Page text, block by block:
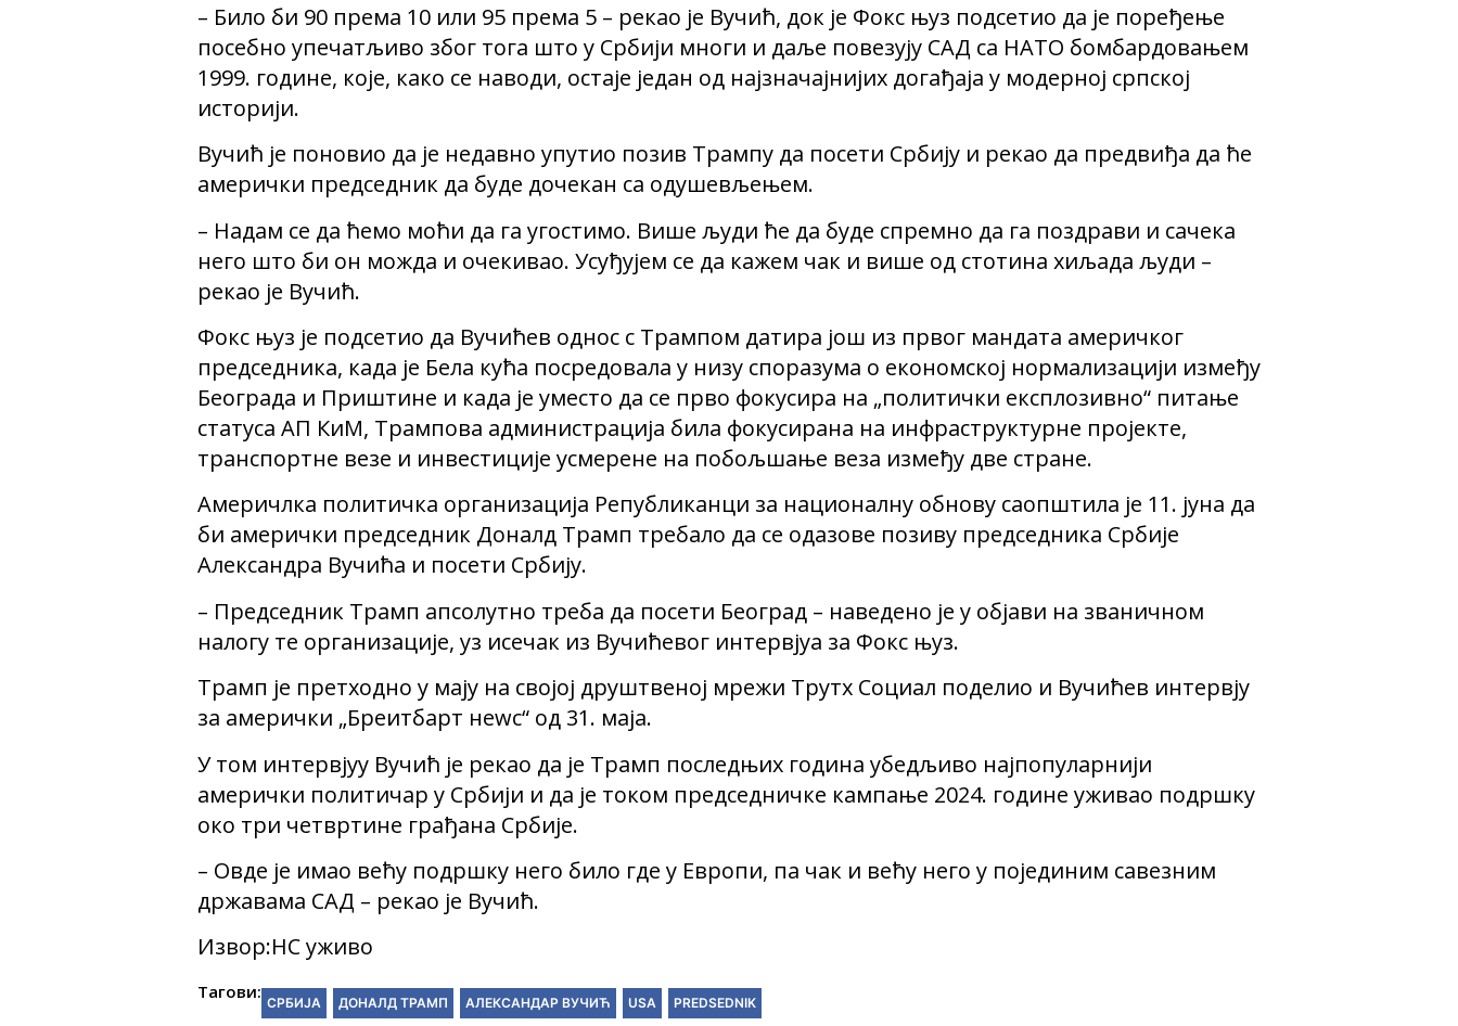
– Било би 90 према 10 или 95 према 5 – рекао је Вучић, док је Фокс њуз подсетио да је поређење
посебно упечатљиво због тога што у Србији многи и даље повезују САД са НАТО бомбардовањем
1999. године, које, како се наводи, остаје један од најзначајнијих догађаја у модерној српској
историји.
Вучић је поновио да је недавно упутио позив Трампу да посети Србију и рекао да предвиђа да ће
амерички председник да буде дочекан са одушевљењем.
– Надам се да ћемо моћи да га угостимо. Више људи ће да буде спремно да га поздрави и сачека
него што би он можда и очекивао. Усуђујем се да кажем чак и више од стотина хиљада људи –
рекао је Вучић.
Фокс њуз је подсетио да Вучићев однос с Трампом датира још из првог мандата америчког
председника, када је Бела кућа посредовала у низу споразума о економској нормализацији између
Београда и Приштине и када је уместо да се прво фокусира на „политички експлозивно“ питање
статуса АП КиМ, Трампова администрација била фокусирана на инфраструктурне пројекте,
транспортне везе и инвестиције усмерене на побољшање веза између две стране.
Америчлка политичка организација Републиканци за националну обнову саопштила је 11. јуна да
би амерички председник Доналд Трамп требало да се одазове позиву председника Србије
Александра Вучића и посети Србију.
– Председник Трамп апсолутно треба да посети Београд – наведено је у објави на званичном
налогу те организације, уз исечак из Вучићевог интервјуа за Фокс њуз.
Трамп је претходно у мају на својој друштвеној мрежи Трутх Социал поделио и Вучићев интервју
за амерички „Бреитбарт неwс“ од 31. маја.
У том интервјуу Вучић је рекао да је Трамп последњих година убедљиво најпопуларнији
амерички политичар у Србији и да је током председничке кампање 2024. године уживао подршку
око три четвртине грађана Србије.
– Овде је имао већу подршку него било где у Европи, па чак и већу него у појединим савезним
државама САД – рекао је Вучић.
Извор:НС уживо
Тагови:
СРБИЈА ДОНАЛД ТРАМП АЛЕКСАНДАР ВУЧИЋ USA PREDSEDNIK